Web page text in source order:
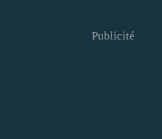
Publicité